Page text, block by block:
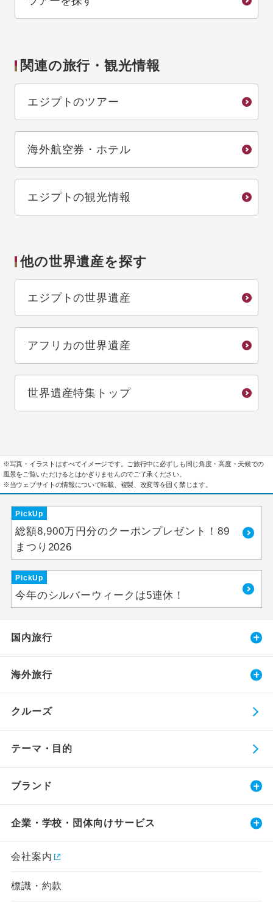
関連の旅行・観光情報
エジプトのツアー
海外航空券・ホテル
エジプトの観光情報
他の世界遺産を探す
エジプトの世界遺産
アフリカの世界遺産
世界遺産特集トップ
※写真・イラストはすべてイメージです。ご旅行中に必ずしも同じ角度・高度・天候での
風景をご覧いただけるとはかぎりませんのでご了承ください。
※当ウェブサイトの情報について転載、複製、改変等を固く禁じます。
PickUp
総額8,900万円分のクーポンプレゼント！89
まつり2026
PickUp
今年のシルバーウィークは5連休！
国内旅行
海外旅行
クルーズ
テーマ・目的
ブランド
企業・学校・団体向けサービス
会社案内
標識・約款